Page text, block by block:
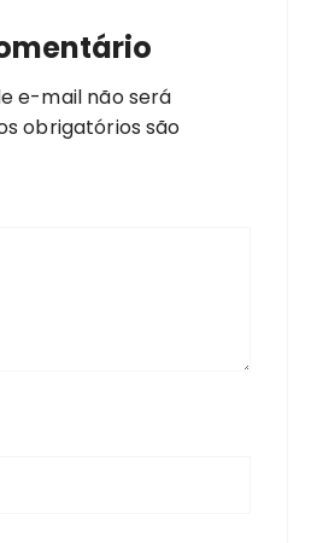
e-mail não será
obrigatórios são